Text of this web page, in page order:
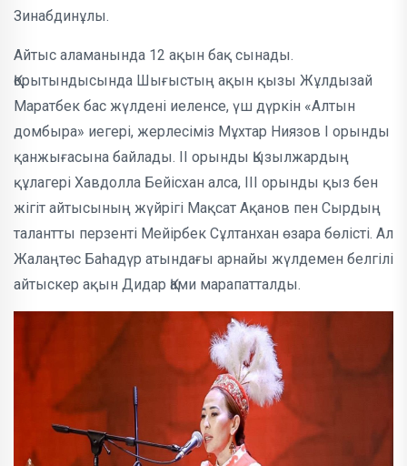
Зинабдинұлы.
Айтыс аламанында 12 ақын бақ сынады.
Қорытындысында Шығыстың ақын қызы Жұлдызай
Маратбек бас жүлдені иеленсе, үш дүркін «Алтын
домбыра» иегері, жерлесіміз Мұхтар Ниязов I орынды
қанжығасына байлады. II орынды Қызылжардың
құлагері Хавдолла Бейісхан алса, III орынды қыз бен
жігіт айтысының жүйрігі Мақсат Ақанов пен Сырдың
талантты перзенті Мейірбек Сұлтанхан өзара бөлісті. Ал
Жалаңтөс Баһадүр атындағы арнайы жүлдемен белгілі
айтыскер ақын Дидар Қами марапатталды.